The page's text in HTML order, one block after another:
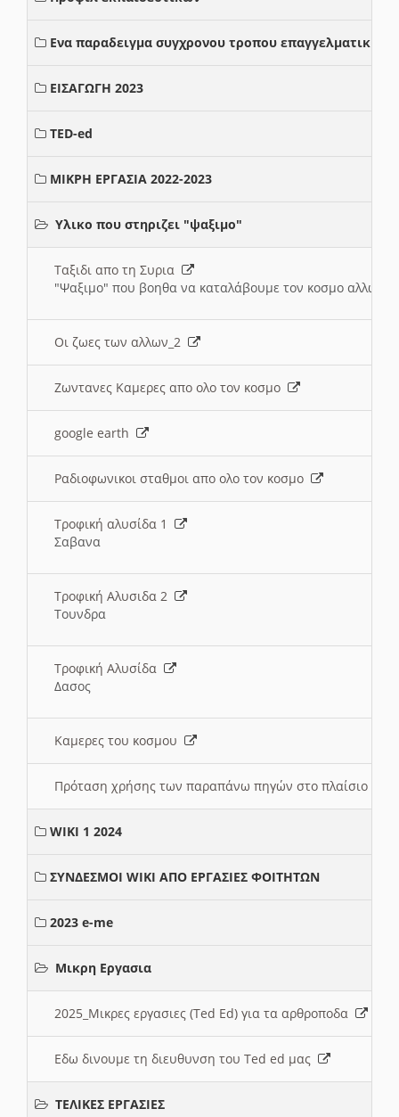
Ενα παραδειγμα συγχρονου τροπου επαγγελματικης
ΕΙΣΑΓΩΓΗ 2023
TED-ed
ΜΙΚΡΗ ΕΡΓΑΣΙΑ 2022-2023
Υλικο που στηριζει "ψαξιμο"
Ταξιδι απο τη Συρια
"Ψαξιμο" που βοηθα να καταλάβουμε τον κοσμο αλλων
Οι ζωες των αλλων_2
Ζωντανες Καμερες απο ολο τον κοσμο
google earth
Ραδιοφωνικοι σταθμοι απο ολο τον κοσμο
Τροφική αλυσίδα 1
Σαβανα
Τροφική Αλυσιδα 2
Τουνδρα
Τροφική Αλυσίδα
Δασος
Καμερες του κοσμου
Πρόταση χρήσης των παραπάνω πηγών στο πλαίσιο
WIKI 1 2024
ΣΥΝΔΕΣΜΟΙ WIKI ΑΠΟ ΕΡΓΑΣΙΕΣ ΦΟΙΤΗΤΩΝ
2023 e-me
Μικρη Εργασια
2025_Μικρες εργασιες (Ted Ed) για τα αρθροποδα
Εδω δινουμε τη διευθυνση του Ted ed μας
ΤΕΛΙΚΕΣ ΕΡΓΑΣΙΕΣ